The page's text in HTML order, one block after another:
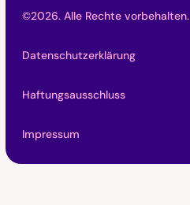
©2026. Alle Rechte vorbehalten.
Datenschutzerklärung
Haftungsausschluss
Impressum